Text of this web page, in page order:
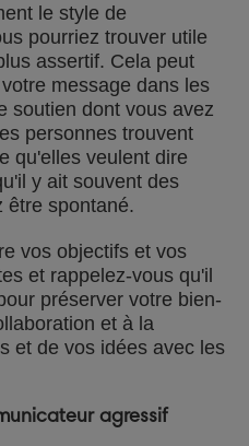
le style de
pourriez trouver utile
assertif. Cela peut
message dans les
soutien dont vous avez
personnes trouvent
qu'elles veulent dire
y ait souvent des
être spontané.
vos objectifs et vos
et rappelez-vous qu'il
préserver votre bien-
et à la
et de vos idées avec les
agressif